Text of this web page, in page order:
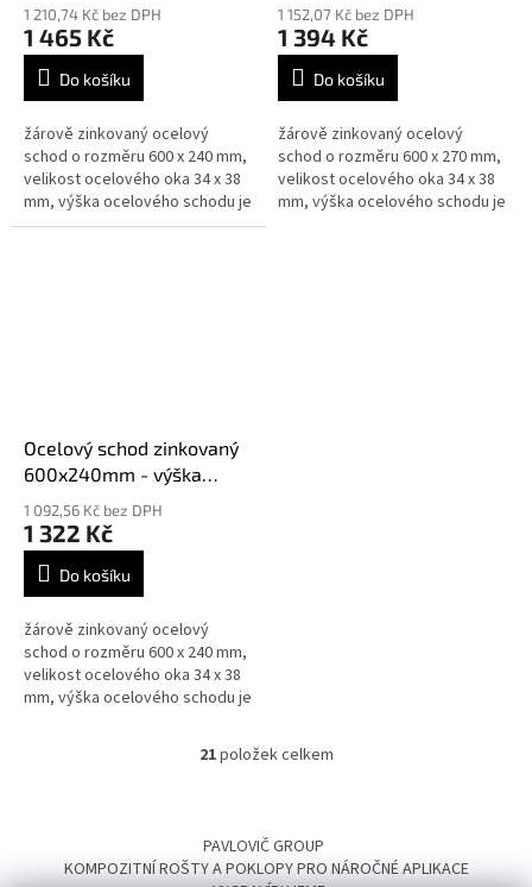
1 210,74 Kč bez DPH
1 465 Kč
Do košíku
žárově zinkovaný ocelový
schod o rozměru 600 x 240 mm,
velikost ocelového oka 34 x 38
mm, výška ocelového schodu je
30 mm síla 3 mm, splňují normy
1 152,07 Kč bez DPH
1 394 Kč
Do košíku
žárově zinkovaný ocelový
schod o rozměru 600 x 270 mm,
velikost ocelového oka 34 x 38
mm, výška ocelového schodu je
Ocelový schod zinkovaný
600x240mm - výška
1 092,56 Kč bez DPH
1 322 Kč
Do košíku
žárově zinkovaný ocelový
schod o rozměru 600 x 240 mm,
velikost ocelového oka 34 x 38
mm, výška ocelového schodu je
O
á
d
a
21položek celkem
PAVLOVIČ GROUP
KOMPOZITNÍ ROŠTY A POKLOPY PRO NÁROČNÉ APLIKACE